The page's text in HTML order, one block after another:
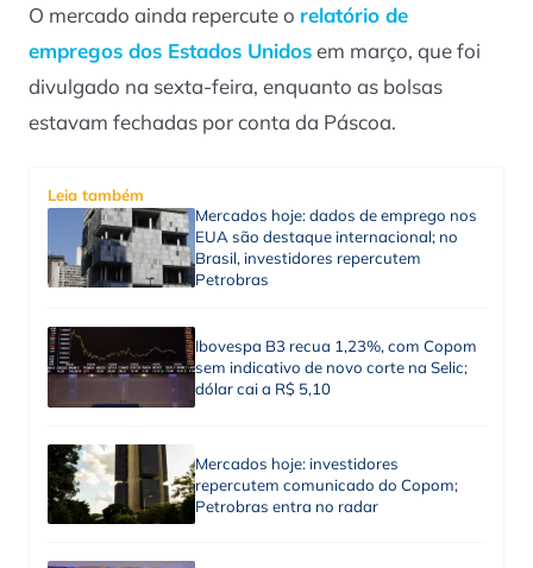
O mercado ainda repercute o relatório de
empregos dos Estados Unidosem março, que foi
divulgado na sexta-feira, enquanto as bolsas
estavam fechadas por conta da Páscoa.
Leia também
Mercados hoje: dados de emprego nos
EUA são destaque internacional; no
Brasil, investidores repercutem
Petrobras
Ibovespa B3 recua 1,23%, com Copom
sem indicativo de novo corte na Selic;
dólar cai a R$ 5,10
Mercados hoje: investidores
repercutem comunicado do Copom;
Petrobras entra no radar